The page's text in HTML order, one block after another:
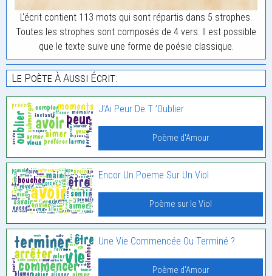
L'écrit contient 113 mots qui sont répartis dans 5 strophes.
Toutes les strophes sont composés de 4 vers. Il est possible
que le texte suive une forme de poésie classique.
Le Poète À Aussi Écrit:
J’Ai Peur De T ’Oublier
Poème d'Amour
Encor Un Poeme Sur Un Viol
Poème sur le Viol
Une Vie Commencée Ou Terminé ?
Poème d'Amour